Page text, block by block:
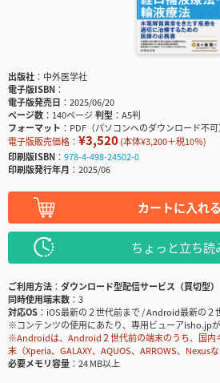
出版社
中外医学社
電子版ISBN
電子版発売日
2025/06/20
ページ数
140ページ判型
A5判
フォーマット
PDF（パソコンへのダウンロード不可
電子版販売価格： ¥3,520(本体¥3,200＋税10％)
印刷版ISBN
978-4-498-24502-0
印刷版発行年月
2025/06
カートに入れる
ちょっと立ち読
ご利用方法
ダウンロード型配信サービス（買切型）
同時使用端末数
3
対応OS
iOS最新の２世代前まで / Android最新の２
※コンテンツの使用にあたり、専用ビューアisho.jp
※Androidは、Android２世代前の端末のうち、国内
末（Xperia、GALAXY、AQUOS、ARROWS、Nexus
必要メモリ容量
24 MB以上